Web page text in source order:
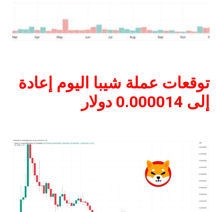
توقعات عملة شيبا اليوم إعادة
إلى 0.000014 دولار